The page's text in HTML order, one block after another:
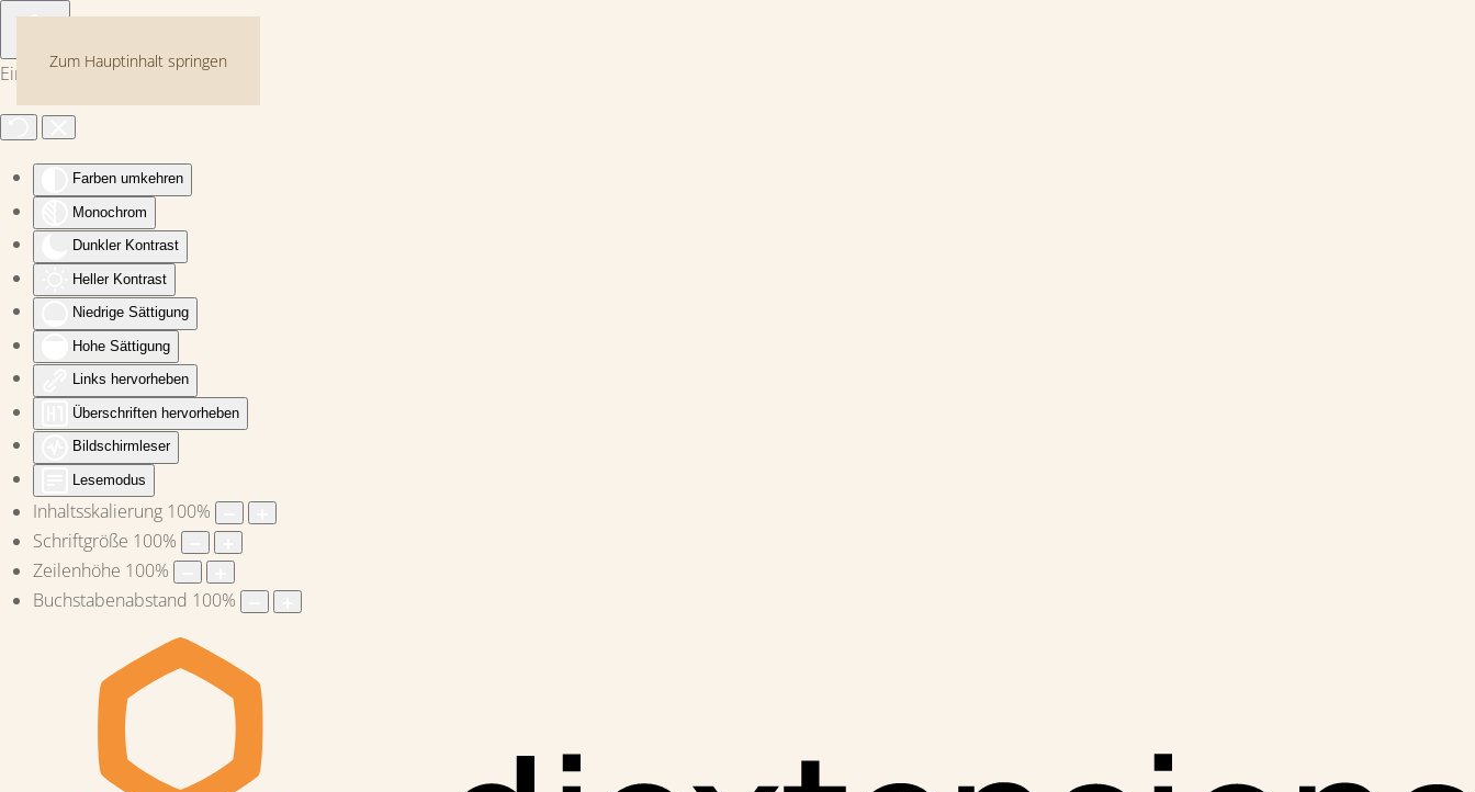
Eingabehilfen öffnen
Farben umkehren
Monochrom
Dunkler Kontrast
Heller Kontrast
Niedrige Sättigung
Hohe Sättigung
Links hervorheben
Überschriften hervorheben
Bildschirmleser
Lesemodus
Inhaltsskalierung 100%
Schriftgröße 100%
Zeilenhöhe 100%
Buchstabenabstand 100%
Zum Hauptinhalt springen